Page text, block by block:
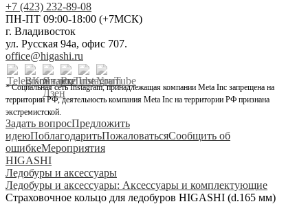
+7 (423) 232-89-08
ПН-ПТ 09:00-18:00 (+7МСК)
г. Владивосток
ул. Русская 94а, офис 707.
office@higashi.ru
* Социальная сеть Instagram, принадлежащая компании Meta Inc запрещена на
территории РФ, деятельность компания Meta Inc на территории РФ признана
экстремистской.
Задать вопросПредложить
идеюПоблагодаритьПожаловатьсяСообщить об
ошибкеМероприятия
HIGASHI
Ледобуры и аксессуары
Ледобуры и аксессуары: Аксессуары и комплектующие
Страховочное кольцо для ледобуров HIGASHI (d.165 мм)